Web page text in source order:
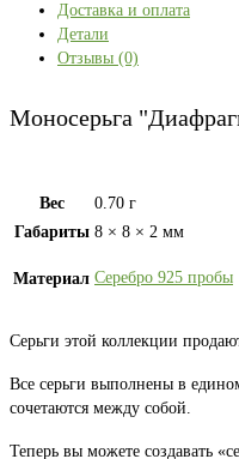
Доставка и оплата
Детали
Отзывы (0)
Моносерьга
Вес
0.70 г
Габариты 8 × 8 × 2 мм
Материал Серебро 925 пробы
Серьги этой коллекции
Все серьги выполнены в
сочетаются между собой.
Теперь вы можете создавать